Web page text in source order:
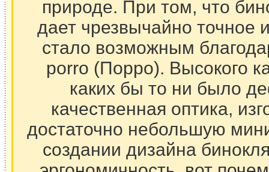
природе. При том, что
дает чрезвычайно точное
стало возможным
porro (Порро). Высокого
каких бы то ни было
качественная оптика,
достаточно небольшую
создании дизайна